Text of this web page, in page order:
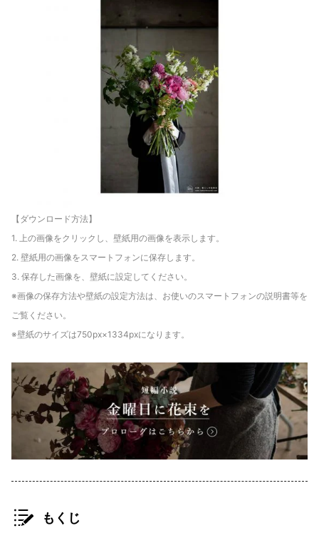
【ダウンロード方法】
1. 上の画像をクリックし、壁紙用の画像を表示します。
2. 壁紙用の画像をスマートフォンに保存します。
3. 保存した画像を、壁紙に設定してください。
※画像の保存方法や壁紙の設定方法は、お使いのスマートフォンの説明書等を
ご覧ください。
※壁紙のサイズは750px×1334pxになります。
もくじ